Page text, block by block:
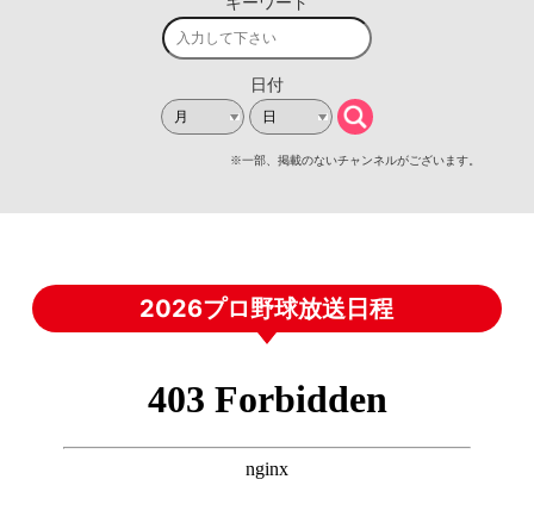
2026プロ野球放送日程